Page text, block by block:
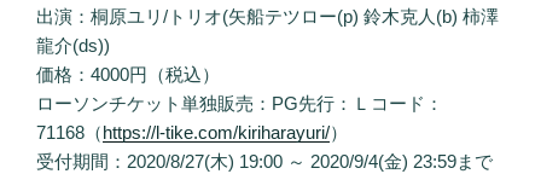
出演：桐原ユリ/トリオ(矢船テツロー(p) 鈴木克人(b) 柿澤
龍介(ds))
価格：4000円（税込）
ローソンチケット単独販売：PG先行：Ｌコード：
71168（https://l-tike.com/kiriharayuri/）
受付期間：2020/8/27(木) 19:00 ～ 2020/9/4(金) 23:59まで